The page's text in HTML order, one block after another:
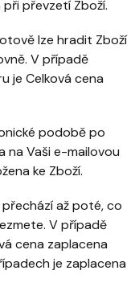
převzetí Zboží.
lze hradit Zboží
V případě
je Celková cena
podobě po
na Vaši e-mailovou
ke Zboží.
až poté, co
V případě
cena zaplacena
je zaplacena